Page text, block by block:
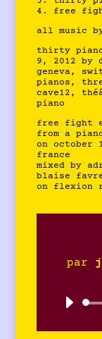
4. free
all music
thirty
9, 2012 by
geneva,
pianos,
cave12,
piano
free fight
from a
on october
france
mixed by
blaise
on flexion
par